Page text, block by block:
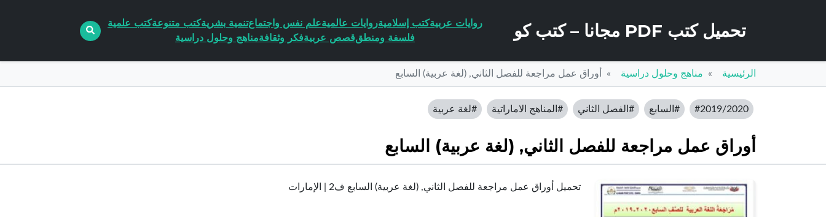
تحميل كتب PDF مجانا – كتب كو روايات عربيةكتب إسلاميةروايات عالميةعلم نفس واجتماعتنمية بشريةكتب متنوعةكتب علمية
فلسفة ومنطققصص عربيةفكر وثقافةمناهج وحلول دراسية
الرئيسية مناهج وحلول دراسية أوراق عمل مراجعة للفصل الثاني, (لغة عربية) السابع
#2019/2020 #السابع #الفصل الثاني #المناهج الاماراتية #لغة عربية
أوراق عمل مراجعة للفصل الثاني, (لغة عربية) السابع
تحميل أوراق عمل مراجعة للفصل الثاني, (لغة عربية) السابع ف2 | الإمارات